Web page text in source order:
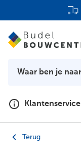
Klantenservice
Terug